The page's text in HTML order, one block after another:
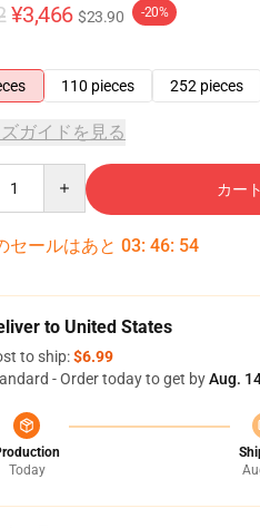
¥3,466 $23.90 -20%
110 pieces 252 pieces
ガイドを見る
カー
セールはあと 03: 46: 53
to United States
to ship:$6.99
- Order today to get byAug.
Today